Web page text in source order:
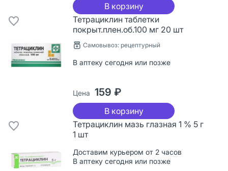
В корзину
Тетрациклин таблетки
покрыт.плен.об.100 мг 20 шт
Самовывоз: рецептурный
В аптеку сегодня или позже
Цена 159 ₽
В корзину
Тетрациклин мазь глазная 1 % 5 г
1 шт
Доставим курьером от 2 часов
В аптеку сегодня или позже